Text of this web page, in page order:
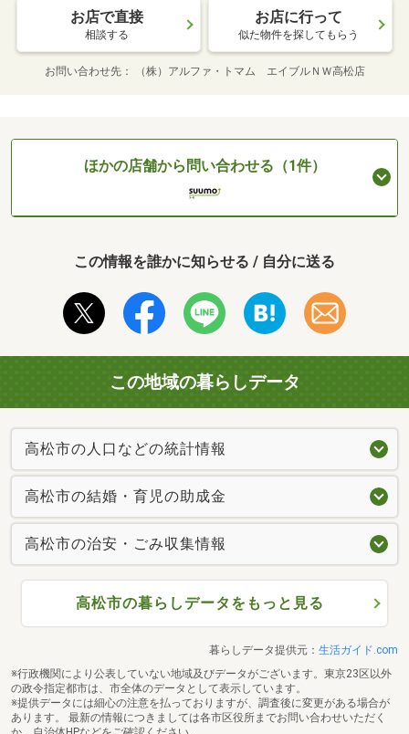
お店で直接
相談する
お店に行って
似た物件を探してもらう
お問い合わせ先 （株）アルファ・トマム エイブルＮＷ高松店
ほかの店舗から問い合わせる（1件）
この情報を誰かに知らせる / 自分に送る
この地域の暮らしデータ
高松市の人口などの統計情報
高松市の結婚・育児の助成金
高松市の治安・ごみ収集情報
高松市の暮らしデータをもっと見る
暮らしデータ提供元： 生活ガイド.com
※行政機関により公表していない地域及びデータがございます。東京23区以外
の政令指定都市は、市全体のデータとして表示しています。
※提供データには細心の注意を払っておりますが、調査後に変更がある場合が
あります。 最新の情報につきましては各市区役所までお問い合わせいただく